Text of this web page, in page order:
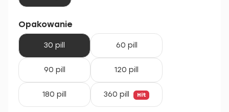
Opakowanie
30 pill 60 pill
90 pill 120 pill
180 pill 360 pill Hit